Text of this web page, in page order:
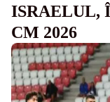
ISRAELUL,
CM 2026